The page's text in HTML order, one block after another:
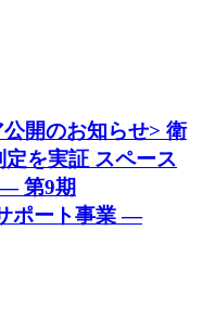
公開のお知らせ> 衛
を実証 スペース
第9期
ポート事業 ―